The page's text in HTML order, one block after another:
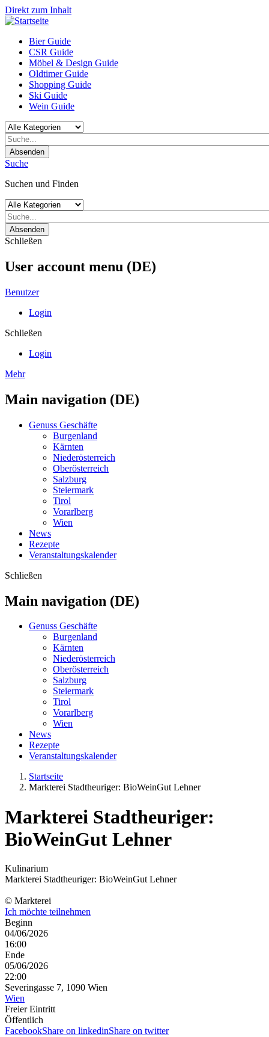
Direkt zum Inhalt
Bier Guide
CSR Guide
Möbel & Design Guide
Oldtimer Guide
Shopping Guide
Ski Guide
Wein Guide
Absenden
Suche
Suchen und Finden
Absenden
Schließen
User account menu (DE)
Benutzer
Login
Schließen
Login
Mehr
Main navigation (DE)
Genuss Geschäfte
Burgenland
Kärnten
Niederösterreich
Oberösterreich
Salzburg
Steiermark
Tirol
Vorarlberg
Wien
News
Rezepte
Veranstaltungskalender
Schließen
Main navigation (DE)
Genuss Geschäfte
Burgenland
Kärnten
Niederösterreich
Oberösterreich
Salzburg
Steiermark
Tirol
Vorarlberg
Wien
News
Rezepte
Veranstaltungskalender
Startseite
Markterei Stadtheuriger: BioWeinGut Lehner
Markterei Stadtheuriger:
BioWeinGut Lehner
Kulinarium
Markterei Stadtheuriger: BioWeinGut Lehner
© Markterei
Ich möchte teilnehmen
Beginn
04/06/2026
16:00
Ende
05/06/2026
22:00
Severingasse 7, 1090 Wien
Wien
Freier Eintritt
Öffentlich
FacebookShare on linkedinShare on twitter